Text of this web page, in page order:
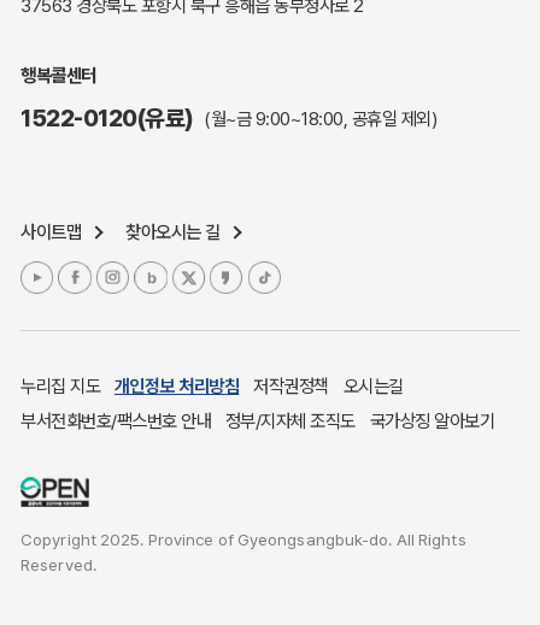
세입세출예산서
업무추진비 공개
주민참여예산제도
여성복지
장애인 복지시책
귀농귀촌종합지원센터
부동산중개보수 안내
37563 경상북도 포항시 북구 흥해읍 동부청사로 2
행복콜센터
1522-0120(유료) (월~금 9:00~18:00, 공휴일 제외)
사이트맵 찾아오시는 길
누리집 지도 개인정보 처리방침 저작권정책
오시는길
부서전화번호/팩스번호 안내
정부/지자체 조직도 국가상징 알아보기
Copyright 2025. Province of Gyeongsangbuk-do. All Rights
Reserved.